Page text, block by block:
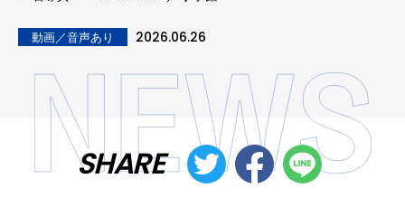
動画／音声あり 2026.06.26
SHARE